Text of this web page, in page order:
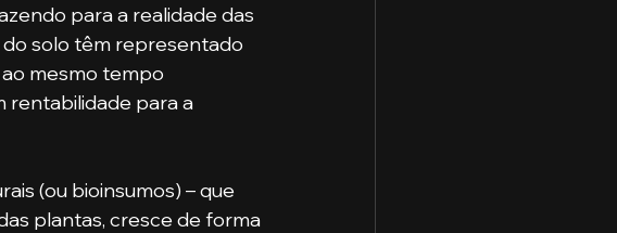
para a realidade das
solo têm representado
mesmo tempo
rentabilidade para a
plantas, cresce de forma